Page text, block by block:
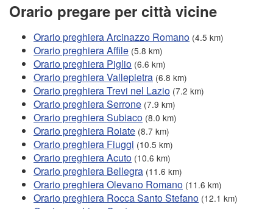
Orario pregare per città vicine
Orario preghiera Arcinazzo Romano (4.5 km)
Orario preghiera Affile (5.8 km)
Orario preghiera Piglio (6.6 km)
Orario preghiera Vallepietra (6.8 km)
Orario preghiera Trevi nel Lazio (7.2 km)
Orario preghiera Serrone (7.9 km)
Orario preghiera Subiaco (8.0 km)
Orario preghiera Roiate (8.7 km)
Orario preghiera Fiuggi (10.5 km)
Orario preghiera Acuto (10.6 km)
Orario preghiera Bellegra (11.6 km)
Orario preghiera Olevano Romano (11.6 km)
Orario preghiera Rocca Santo Stefano (12.1 km)